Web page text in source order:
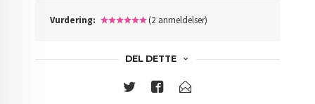
Vurdering: (2 anmeldelser)
DEL DETTE